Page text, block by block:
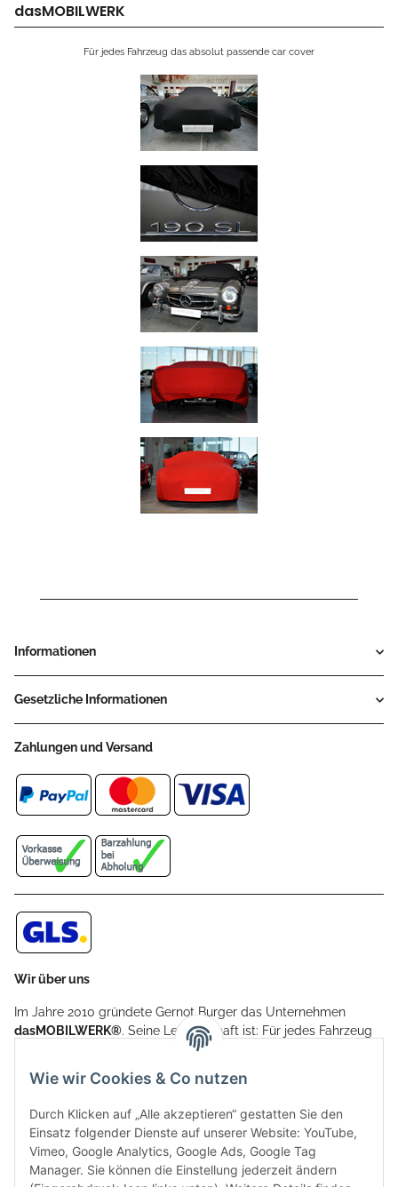
dasMOBILWERK
Für jedes Fahrzeug das absolut passende car cover
Informationen
Gesetzliche Informationen
Zahlungen und Versand
Wir über uns
Im Jahre 2010 gründete Gernot Burger das Unternehmen
dasMOBILWERK®. Seine Leidenschaft ist: Für jedes Fahrzeug
ein Car Cover anzubieten - passgenau und individuell.
Aufgrund der vielen positiven Kundenrückmeldungen kamen
weitere Produkte, wie Reifenschuhe, Hardtopständer hinzu.
Seine Reifenschoner werden in Deutschland produziert und
sind mit hochwertigen Techniken und Materialien gefertigt.
dasMOBILWERK® ist seit der Gründung ein
Familienunternehmen, welches sich seit 2010 auf
Wie wir Cookies & Co nutzen
Durch Klicken auf „Alle akzeptieren“ gestatten Sie den
Einsatz folgender Dienste auf unserer Website: YouTube,
Vimeo, Google Analytics, Google Ads, Google Tag
Manager. Sie können die Einstellung jederzeit ändern